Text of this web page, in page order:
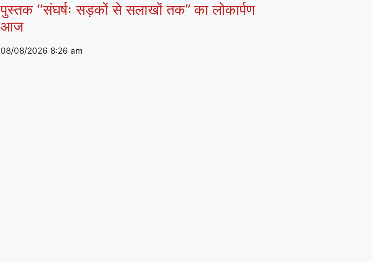
पुस्तक ‘‘संघर्षः सड़कों से सलाखों तक’’ का लोकार्पण
आज
08/08/2026 8:26 am